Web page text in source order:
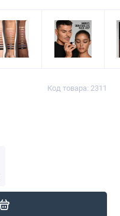
Код товара: 2311